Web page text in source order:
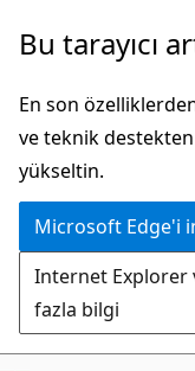
Ana
atla
Sayfa
gezintiye
atla
Bu tarayıcı
En son
ve teknik
yükseltin.
Microsoft Edge'i
Internet Explorer
fazla bilgi